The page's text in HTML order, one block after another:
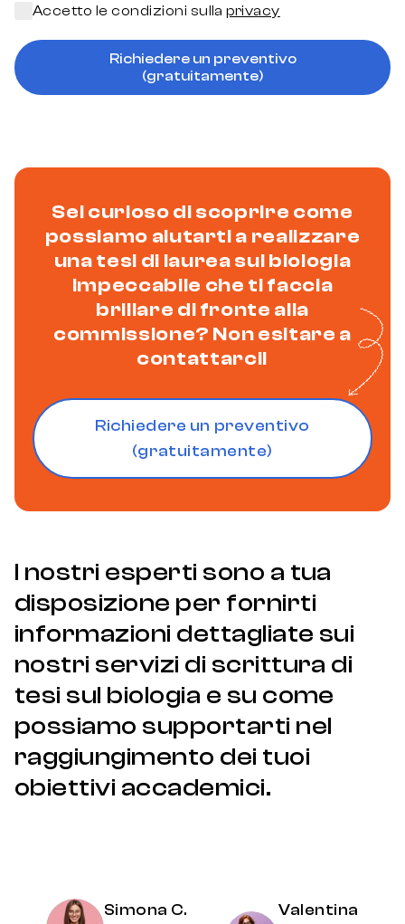
Accetto le condizioni sullaprivacy
Richiedere un preventivo
(gratuitamente)
Sei curioso di scoprire come
possiamo aiutarti a realizzare
una tesi di laurea sul biologia
impeccabile che ti faccia
brillare di fronte alla
commissione? Non esitare a
contattarci!
Richiedere un preventivo
(gratuitamente)
I nostri esperti sono a tua
disposizione per fornirti
informazioni dettagliate sui
nostri servizi di scrittura di
tesi sul biologia e su come
possiamo supportarti nel
raggiungimento dei tuoi
obiettivi accademici.
Simona C.
Valentina